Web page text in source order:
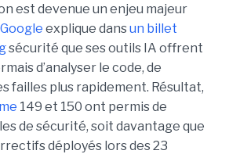
est devenue un enjeu majeur
Google explique dansun billet
sécurité que ses outils IA offrent
d’analyser le code, de
failles plus rapidement. Résultat,
149 et 150 ont permis de
de sécurité, soit davantage que
déployés lors des 23